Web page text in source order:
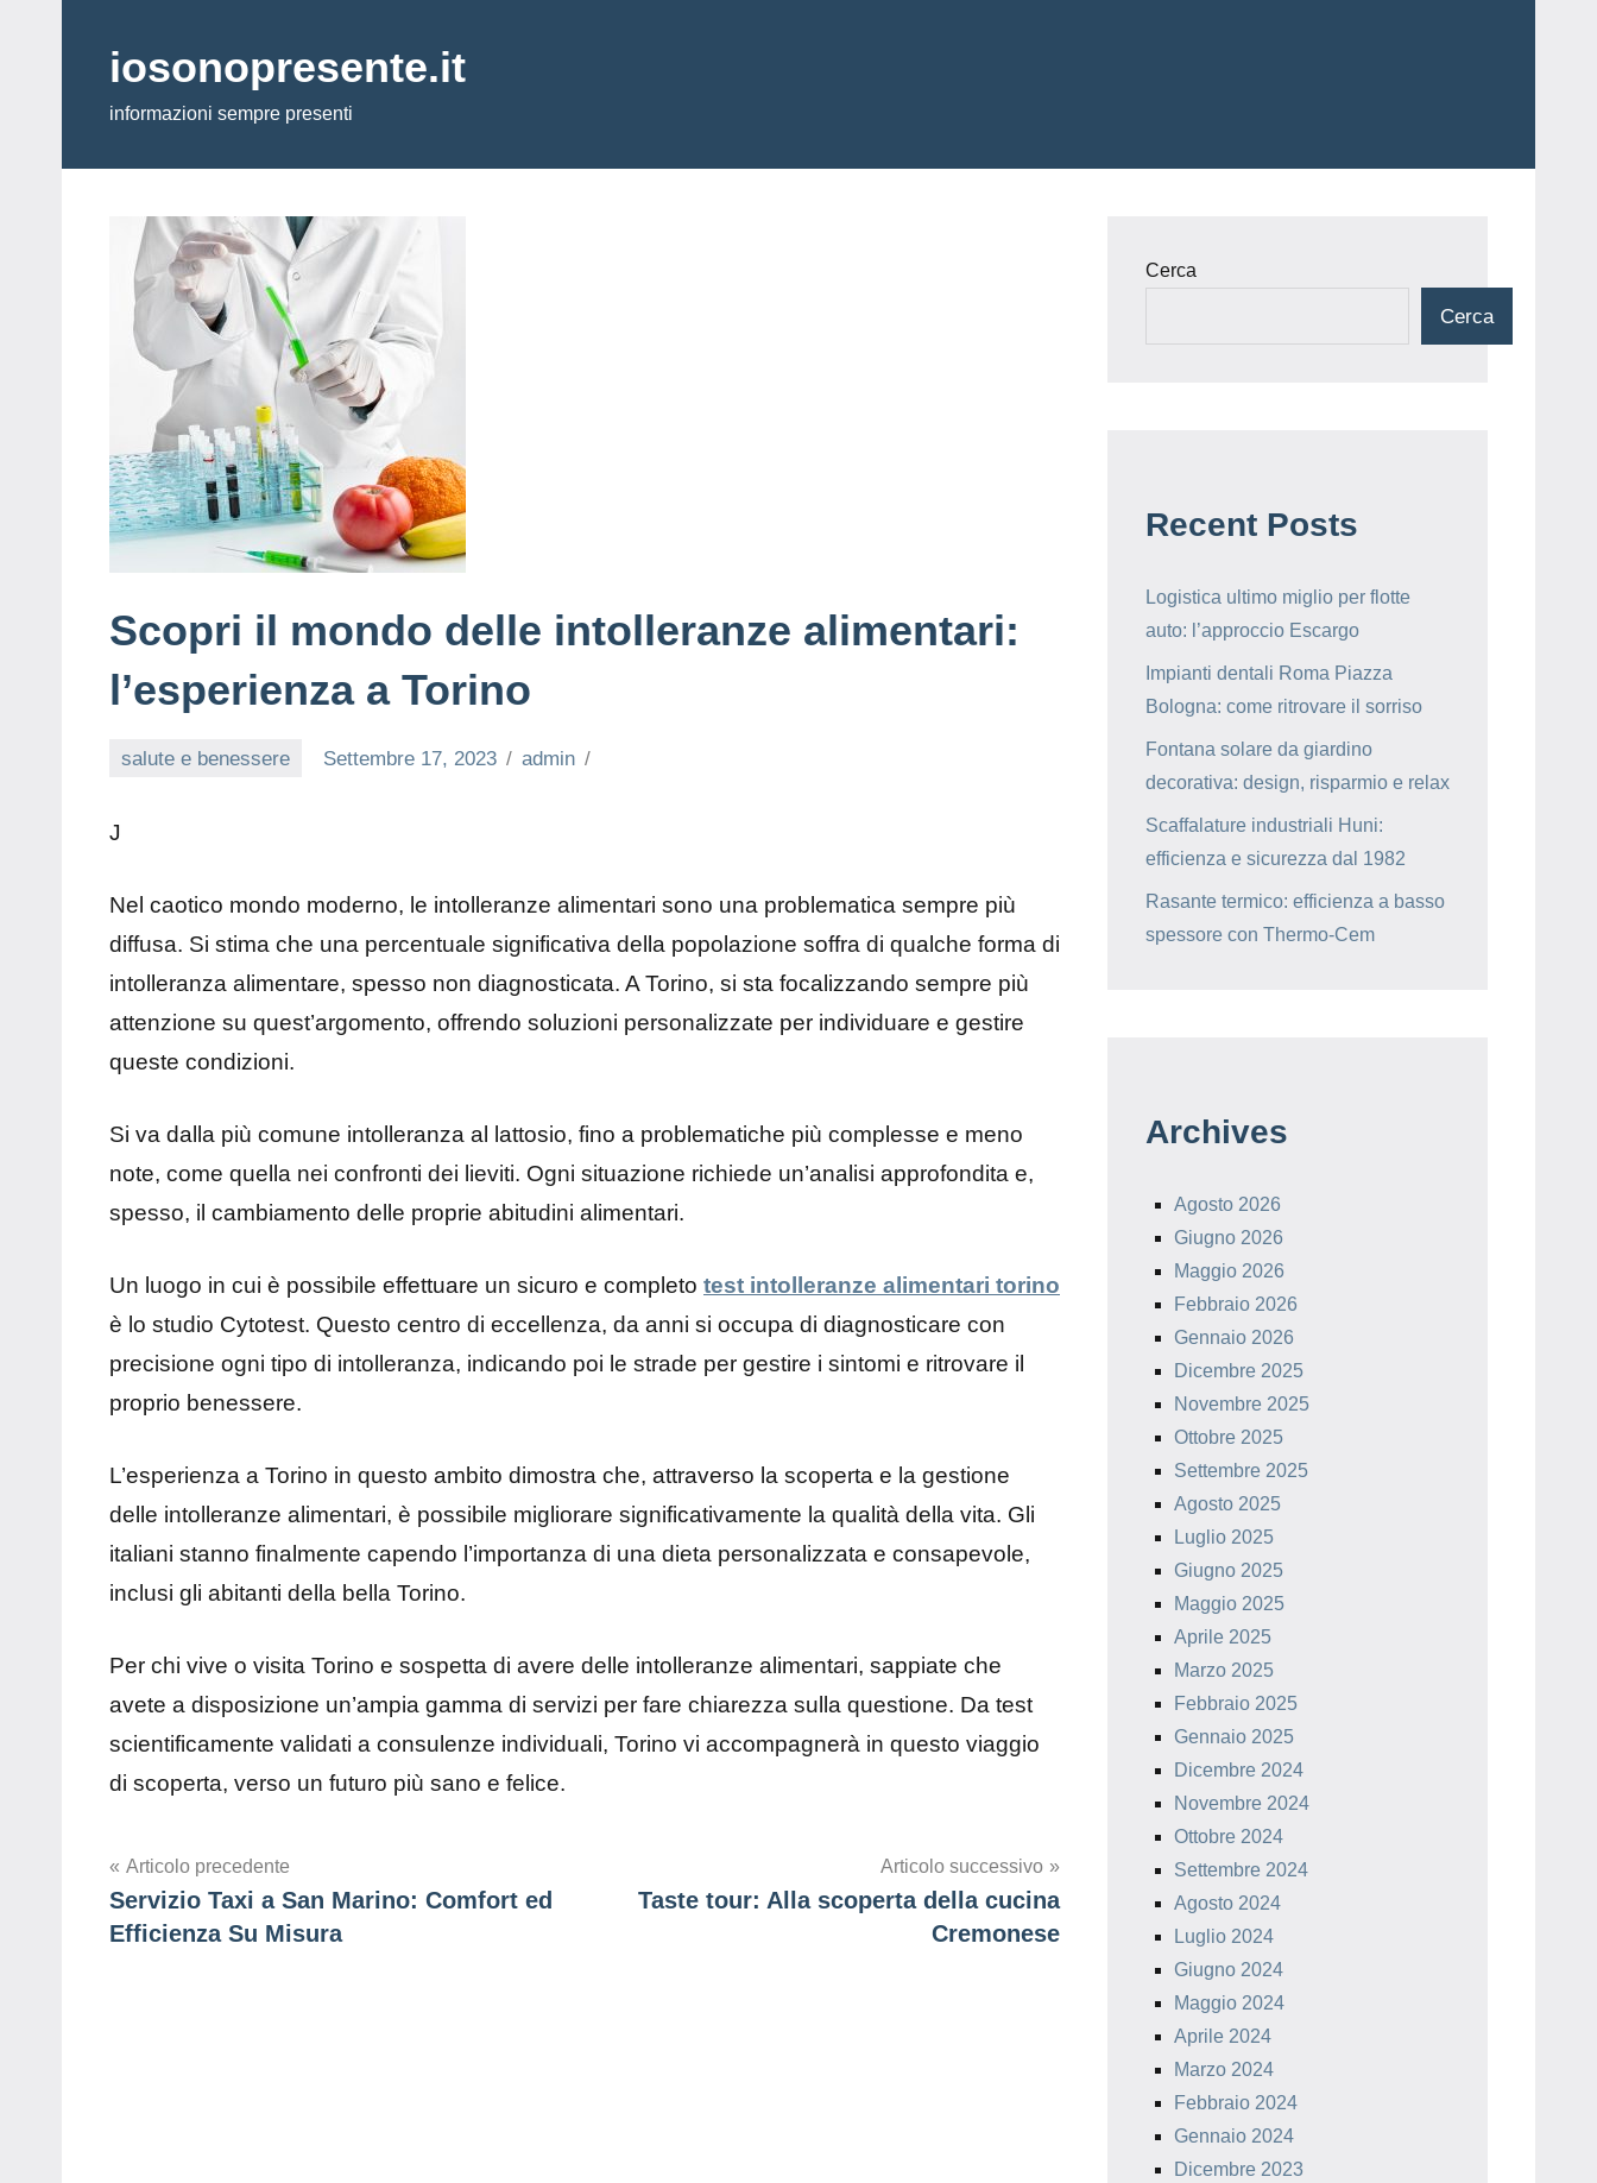
contenutoiosonopresente.it
informazioni sempre presenti
Scopri il mondo delle intolleranze alimentari:
l’esperienza a Torino
salute e benessere Settembre 17, 2023 admin
J
Nel caotico mondo moderno, le intolleranze alimentari sono una problematica sempre più
diffusa. Si stima che una percentuale significativa della popolazione soffra di qualche forma di
intolleranza alimentare, spesso non diagnosticata. A Torino, si sta focalizzando sempre più
attenzione su quest’argomento, offrendo soluzioni personalizzate per individuare e gestire
queste condizioni.
Si va dalla più comune intolleranza al lattosio, fino a problematiche più complesse e meno
note, come quella nei confronti dei lieviti. Ogni situazione richiede un’analisi approfondita e,
spesso, il cambiamento delle proprie abitudini alimentari.
Un luogo in cui è possibile effettuare un sicuro e completo test intolleranze alimentari torino
è lo studio Cytotest. Questo centro di eccellenza, da anni si occupa di diagnosticare con
precisione ogni tipo di intolleranza, indicando poi le strade per gestire i sintomi e ritrovare il
proprio benessere.
L’esperienza a Torino in questo ambito dimostra che, attraverso la scoperta e la gestione
delle intolleranze alimentari, è possibile migliorare significativamente la qualità della vita. Gli
italiani stanno finalmente capendo l’importanza di una dieta personalizzata e consapevole,
inclusi gli abitanti della bella Torino.
Per chi vive o visita Torino e sospetta di avere delle intolleranze alimentari, sappiate che
avete a disposizione un’ampia gamma di servizi per fare chiarezza sulla questione. Da test
scientificamente validati a consulenze individuali, Torino vi accompagnerà in questo viaggio
di scoperta, verso un futuro più sano e felice.
Navigazione
articoli
Articolo precedente
Servizio Taxi a San Marino: Comfort ed
Efficienza Su Misura
Articolo successivo
Taste tour: Alla scoperta della cucina
Cremonese
Cerca
Cerca
Recent Posts
Logistica ultimo miglio per flotte
auto: l’approccio Escargo
Impianti dentali Roma Piazza
Bologna: come ritrovare il sorriso
Fontana solare da giardino
decorativa: design, risparmio e relax
Scaffalature industriali Huni:
efficienza e sicurezza dal 1982
Rasante termico: efficienza a basso
spessore con Thermo-Cem
Archives
Agosto 2026
Giugno 2026
Maggio 2026
Febbraio 2026
Gennaio 2026
Dicembre 2025
Novembre 2025
Ottobre 2025
Settembre 2025
Agosto 2025
Luglio 2025
Giugno 2025
Maggio 2025
Aprile 2025
Marzo 2025
Febbraio 2025
Gennaio 2025
Dicembre 2024
Novembre 2024
Ottobre 2024
Settembre 2024
Agosto 2024
Luglio 2024
Giugno 2024
Maggio 2024
Aprile 2024
Marzo 2024
Febbraio 2024
Gennaio 2024
Dicembre 2023